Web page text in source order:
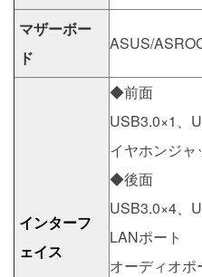
マザーボー
ド
ASUS/
インターフ
ェイス
◆前面
USB3.0×1、
イヤホンジャ
◆後面
USB3.0×4、
LANポート
オーディオポ